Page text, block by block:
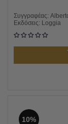
Συγγραφέας:
Εκδόσεις: Loggia
10%